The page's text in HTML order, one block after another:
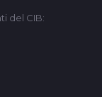
del CIB: